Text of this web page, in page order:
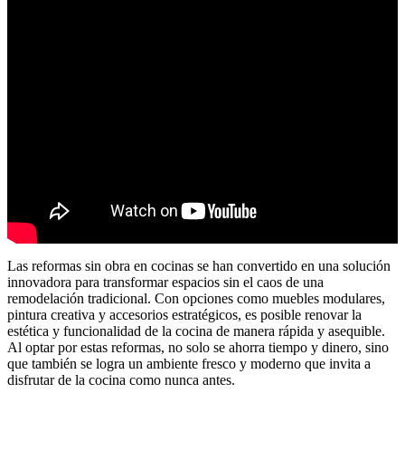
Las reformas sin obra en cocinas se han convertido en una solución
innovadora para transformar espacios sin el caos de una
remodelación tradicional. Con opciones como muebles modulares,
pintura creativa y accesorios estratégicos, es posible renovar la
estética y funcionalidad de la cocina de manera rápida y asequible.
Al optar por estas reformas, no solo se ahorra tiempo y dinero, sino
que también se logra un ambiente fresco y moderno que invita a
disfrutar de la cocina como nunca antes.